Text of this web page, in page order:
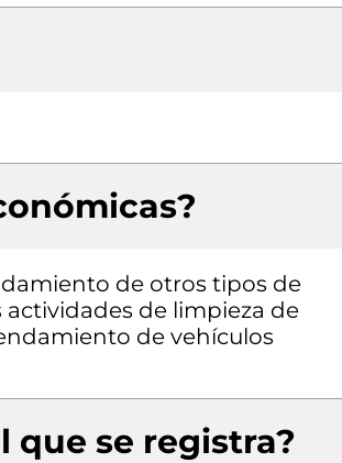
de otros tipos de
de limpieza de
de vehículos
que se registra?